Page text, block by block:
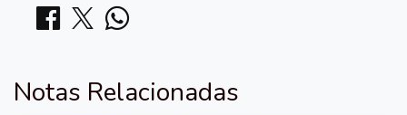
Notas Relacionadas